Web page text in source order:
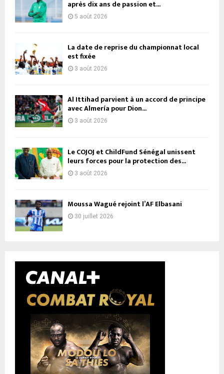
après dix ans de passion et...
5 août 2026
La date de reprise du championnat local
est fixée
3 août 2026
Al Ittihad parvient à un accord de principe
avec Almería pour Dion...
3 août 2026
Le COJOJ et ChildFund Sénégal unissent
leurs forces pour la protection des...
3 août 2026
Moussa Wagué rejoint l’AF Elbasani
30 juillet 2026